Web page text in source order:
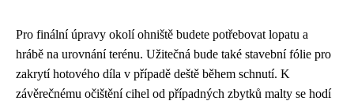
Pro finální úpravy okolí ohniště budete potřebovat lopatu a
hrábě na urovnání terénu. Užitečná bude také stavební fólie pro
zakrytí hotového díla v případě deště během schnutí. K
závěrečnému očištění cihel od případných zbytků malty se hodí